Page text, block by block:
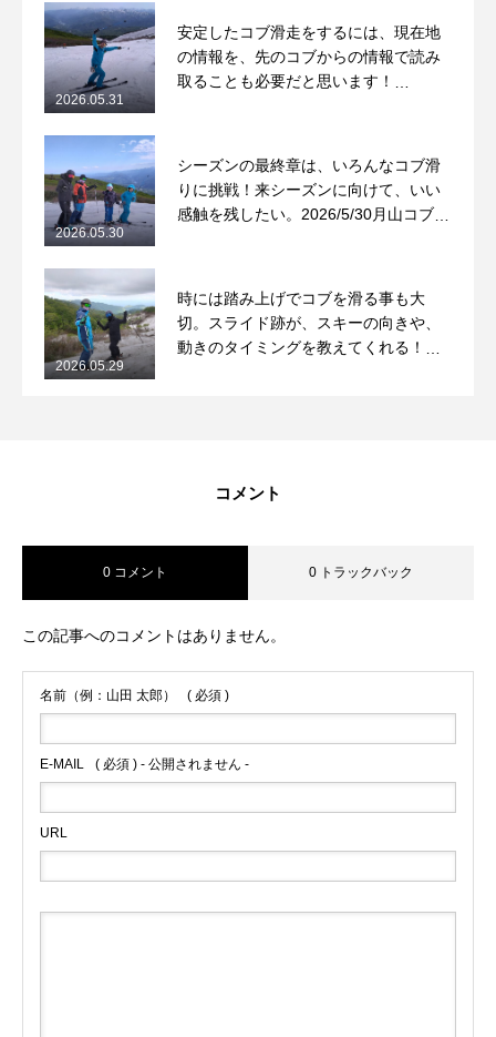
安定したコブ滑走をするには、現在地
の情報を、先のコブからの情報で読み
取ることも必要だと思います！
2026.05.31
シーズンの最終章は、いろんなコブ滑
りに挑戦！来シーズンに向けて、いい
感触を残したい。2026/5/30月山コブレ
2026.05.30
時には踏み上げでコブを滑る事も大
切。スライド跡が、スキーの向きや、
動きのタイミングを教えてくれる！
2026.05.29
コメント
0 コメント 0 トラックバック
この記事へのコメントはありません。
名前（例：山田 太郎） ( 必須 )
E-MAIL ( 必須 ) - 公開されません -
URL